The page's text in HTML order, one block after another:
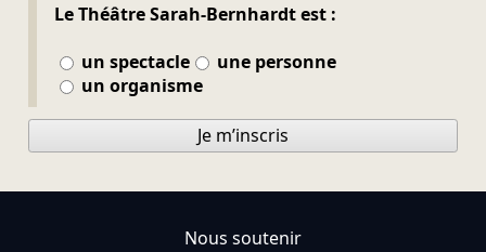
Le Théâtre Sarah-Bernhardt est :
un spectacle
une personne
un organisme
Je m’inscris
Nous soutenir